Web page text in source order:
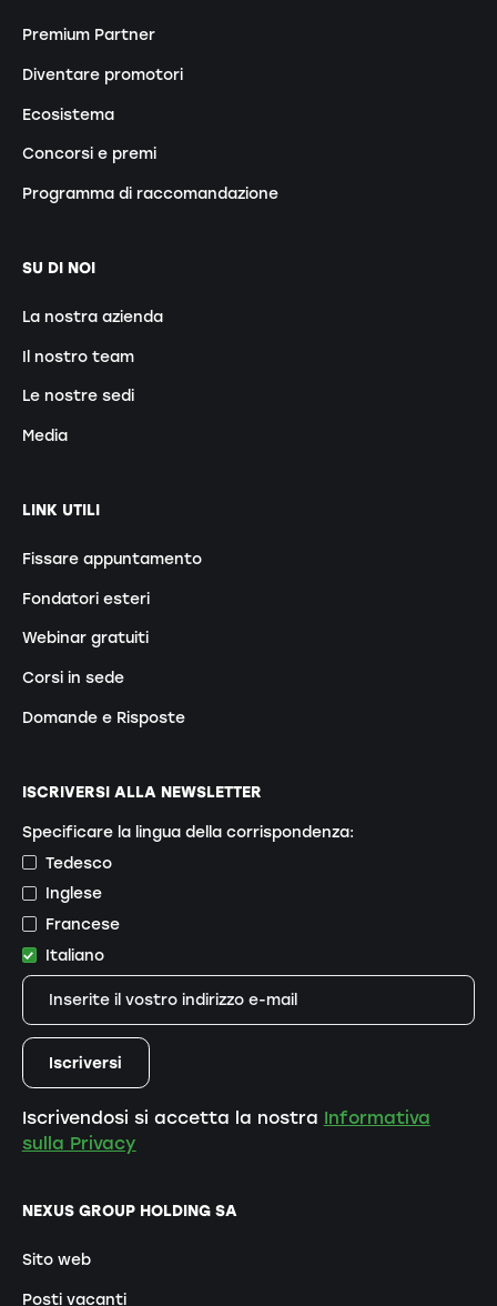
Premium Partner
Diventare promotori
Ecosistema
Concorsi e premi
Programma di raccomandazione
SU DI NOI
La nostra azienda
Il nostro team
Le nostre sedi
Media
LINK UTILI
Fissare appuntamento
Fondatori esteri
Webinar gratuiti
Corsi in sede
Domande e Risposte
NEXUS GROUP HOLDING SA
Sito web
Posti vacanti
ISCRIVERSI ALLA NEWSLETTER
Specificare la lingua della corrispondenza:
Tedesco
Inglese
Francese
Italiano
Iscrivendosi si accetta la nostra Informativa
sulla Privacy